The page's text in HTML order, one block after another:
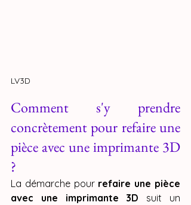
LV3D
Comment s'y prendre
concrètement pour refaire une
pièce avec une imprimante 3D
?
La démarche pour refaire une pièce
avec une imprimante 3D suit un